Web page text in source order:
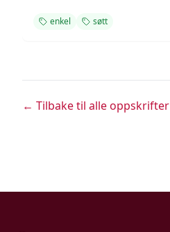
enkel søtt
← Tilbake til alle oppskrifter